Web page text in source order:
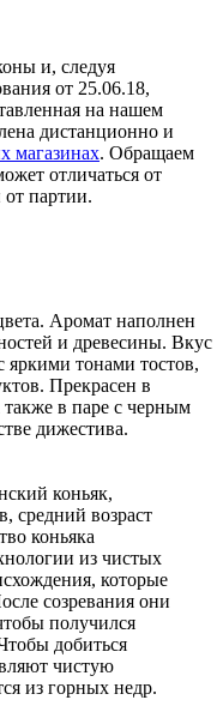
и, следуя
от 25.06.18,
на нашем
дистанционно и
магазинах. Обращаем
отличаться от
от партии.
Аромат наполнен
и древесины. Вкус
яркими тонами тостов,
Прекрасен в
также в паре с черным
дижестива.
коньяк,
средний возраст
коньяка
из чистых
которые
созревания они
получился
добиться
чистую
из горных недр.